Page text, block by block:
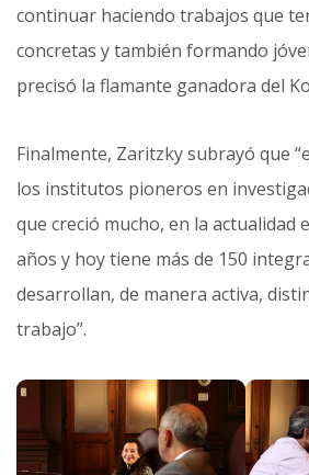
continuar haciendo trabajos que
concretas y también formando
precisó la flamante ganadora del
Finalmente, Zaritzky subrayó que
los institutos pioneros en
que creció mucho, en la actualidad
años y hoy tiene más de 150
desarrollan, de manera activa,
trabajo”.